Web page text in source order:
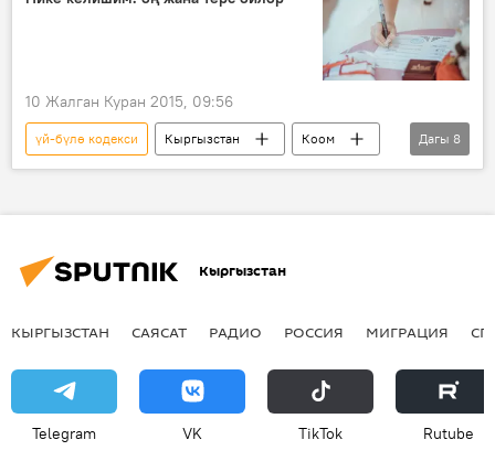
10 Жалган Куран 2015, 09:56
үй-бүлө кодекси Кыргызстан
Коом
Жаңылыктар
Надира Нарматова
Жогорку Кеңеш
нике келишими
Дагы 8
Кыргызстан
КЫРГЫЗСТАН САЯСАТ РАДИО РОССИЯ МИГРАЦИЯ
Telegram VK ТikТоk Rutube